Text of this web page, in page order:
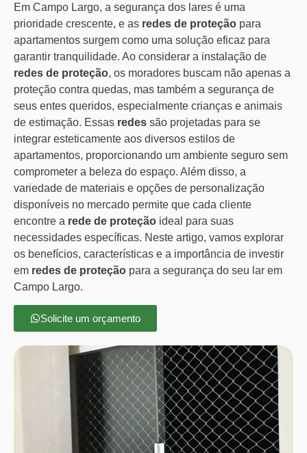
Em Campo Largo, a segurança dos lares é uma
prioridade crescente, e as redes de proteção para
apartamentos surgem como uma solução eficaz para
garantir tranquilidade. Ao considerar a instalação de
redes de proteção, os moradores buscam não apenas a
proteção contra quedas, mas também a segurança de
seus entes queridos, especialmente crianças e animais
de estimação. Essas redes são projetadas para se
integrar esteticamente aos diversos estilos de
apartamentos, proporcionando um ambiente seguro sem
comprometer a beleza do espaço. Além disso, a
variedade de materiais e opções de personalização
disponíveis no mercado permite que cada cliente
encontre a rede de proteção ideal para suas
necessidades específicas. Neste artigo, vamos explorar
os benefícios, características e a importância de investir
em redes de proteção para a segurança do seu lar em
Campo Largo.
Solicite um orçamento